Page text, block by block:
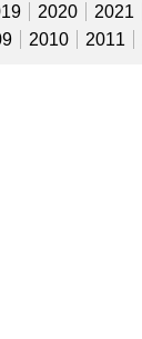
2021
2020
2011
2010